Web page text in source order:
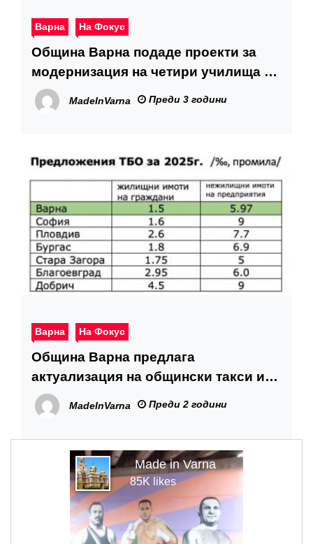
Варна На Фокус
Община Варна подаде проекти за
модернизация на четири училища и
две детски градини
MadeInVarna Преди 3 години
Варна На Фокус
Община Варна предлага
актуализация на общински такси и
цени на услуги
MadeInVarna Преди 2 години
Made in Varna
85K likes